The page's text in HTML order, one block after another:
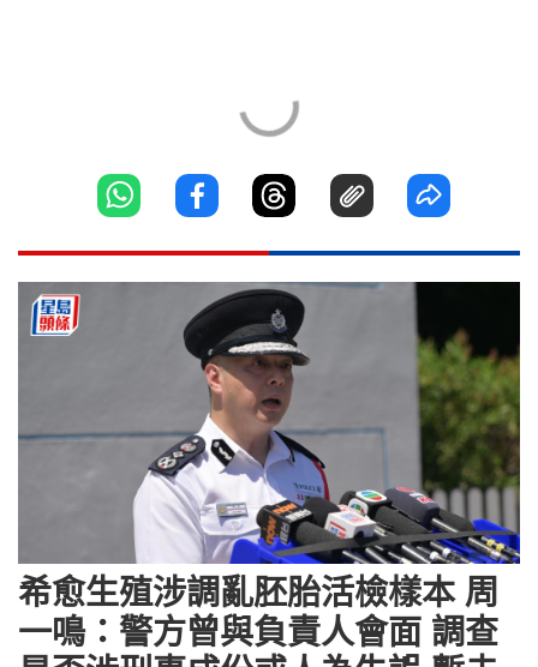
希愈生殖涉調亂胚胎活檢樣本 周
一鳴：警方曾與負責人會面 調查